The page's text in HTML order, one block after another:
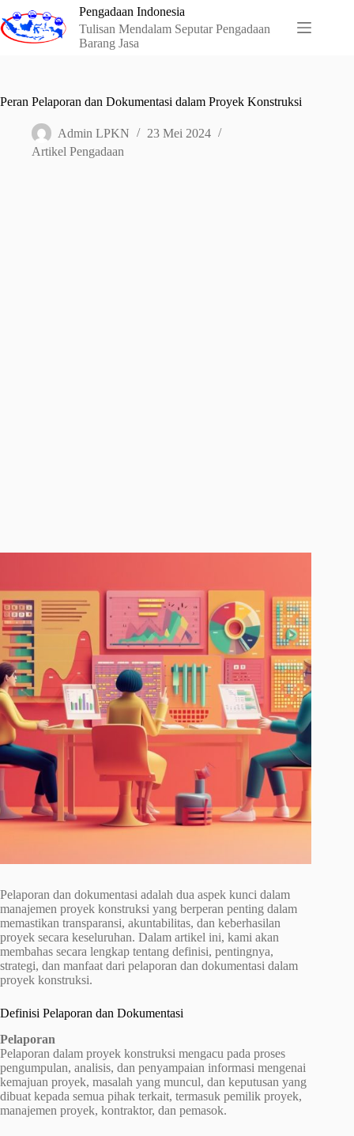
to
content
Pengadaan Indonesia
Tulisan Mendalam Seputar Pengadaan
Barang Jasa
Peran Pelaporan dan Dokumentasi dalam Proyek Konstruksi
Admin LPKN
23 Mei 2024
Artikel Pengadaan
Pelaporan dan dokumentasi adalah dua aspek kunci dalam
manajemen proyek konstruksi yang berperan penting dalam
memastikan transparansi, akuntabilitas, dan keberhasilan
proyek secara keseluruhan. Dalam artikel ini, kami akan
membahas secara lengkap tentang definisi, pentingnya,
strategi, dan manfaat dari pelaporan dan dokumentasi dalam
proyek konstruksi.
Definisi Pelaporan dan Dokumentasi
Pelaporan
Pelaporan dalam proyek konstruksi mengacu pada proses
pengumpulan, analisis, dan penyampaian informasi mengenai
kemajuan proyek, masalah yang muncul, dan keputusan yang
dibuat kepada semua pihak terkait, termasuk pemilik proyek,
manajemen proyek, kontraktor, dan pemasok.